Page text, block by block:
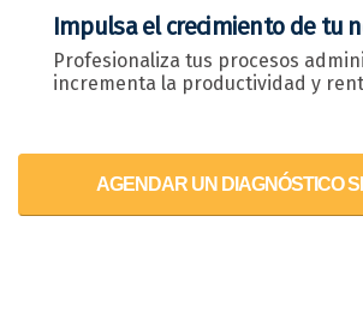
Impulsa el crecimiento de tu
Profesionaliza tus procesos
incrementa la productividad y
AGENDAR UN DIAGNÓSTICO